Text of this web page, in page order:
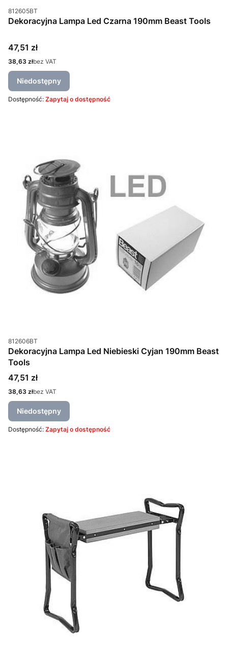
Kod produktu
812605BT
Dekoracyjna Lampa Led Czarna 190mm Beast Tools
Cena
47,51 zł
Cena
38,63 złbez VAT
Niedostępny
Dostępność: Zapytaj o dostępność
Kod produktu
812606BT
Dekoracyjna Lampa Led Niebieski Cyjan 190mm Beast
Tools
Cena
47,51 zł
Cena
38,63 złbez VAT
Niedostępny
Dostępność: Zapytaj o dostępność